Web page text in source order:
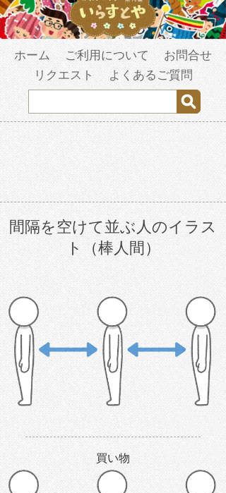
ホーム ご利用について
お問合せ
リクエスト
よくあるご質問
間隔を空けて並ぶ人のイラス
ト（棒人間）
買い物